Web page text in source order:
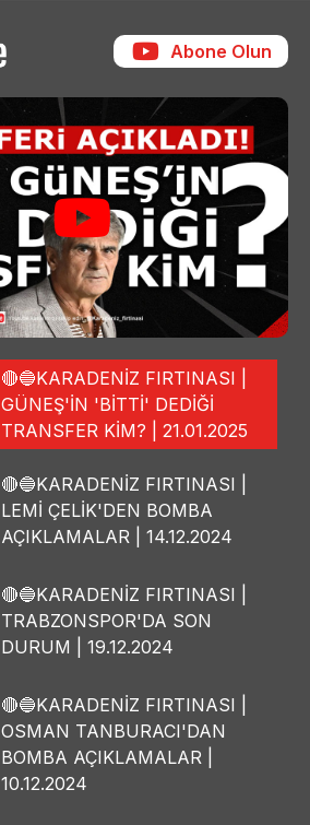
Abone Olun
🔴🔵KARADENİZ FIRTINASI |
GÜNEŞ'İN 'BİTTİ' DEDİĞİ
TRANSFER KİM? | 21.01.2025
🔴🔵KARADENİZ FIRTINASI |
LEMİ ÇELİK'DEN BOMBA
AÇIKLAMALAR | 14.12.2024
🔴🔵KARADENİZ FIRTINASI |
TRABZONSPOR'DA SON
DURUM | 19.12.2024
🔴🔵KARADENİZ FIRTINASI |
OSMAN TANBURACI'DAN
BOMBA AÇIKLAMALAR |
10.12.2024